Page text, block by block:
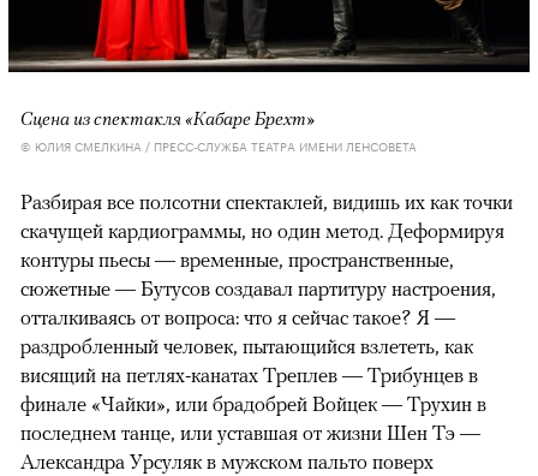
Сцена из спектакля «Кабаре Брехт»
© ЮЛИЯ СМЕЛКИНА / ПРЕСС-СЛУЖБА ТЕАТРА ИМЕНИ ЛЕНСОВЕТА
Разбирая все полсотни спектаклей, видишь их как точки
скачущей кардиограммы, но один метод. Деформируя
контуры пьесы — временные, пространственные,
сюжетные — Бутусов создавал партитуру настроения,
отталкиваясь от вопроса: что я сейчас такое? Я —
раздробленный человек, пытающийся взлететь, как
висящий на петлях-канатах Треплев — Трибунцев в
финале «Чайки», или брадобрей Войцек — Трухин в
последнем танце, или уставшая от жизни Шен Тэ —
Александра Урсуляк в мужском пальто поверх